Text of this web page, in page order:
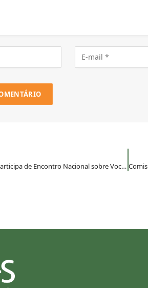
Irmão Jesuíta participa de Encontro Nacional sobre Vocações